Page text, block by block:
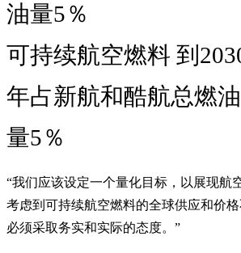
油量5％
可持续航空燃料 到
年占新航和酷航总燃油
量5％
“我们应该设定一个量化目标，以展现航
考虑到可持续航空燃料的全球供应和价
必须采取务实和实际的态度。”